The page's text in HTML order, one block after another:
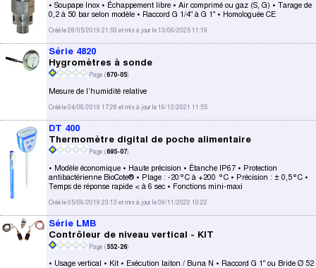
• Soupape Inox • Échappement libre • Air comprimé ou gaz (S, G) • Tarage de
0,2 à 50 bar selon modèle • Raccord G 1/4" à G 1" • Homologuée CE
Créé le 28/05/2019 21:53 et mis à jour le 13/06/2025 11:19
Série 4820
Hygromètres à sonde
Page (670-05)
Mesure de l’humidité relative
Créé le 04/06/2019 17:28 et mis à jour le 16/12/2021 11:55
DT 400
Thermomètre digital de poche alimentaire
Page (695-07)
• Modèle économique • Haute précision • Étanche IP67 • Protection
antibactérienne BioCote® • Plage : -20°C à +200 °C • Précision : ± 0,5°C •
Temps de réponse rapide < à 6 sec • Fonctions mini-maxi
Créé le 05/06/2019 23:13 et mis à jour le 09/11/2022 10:22
Série LMB
Contrôleur de niveau vertical - KIT
Page (552-26)
• Usage vertical • Kit • Exécution laiton / Buna N • Raccord G 1" ou Bride Ø 52